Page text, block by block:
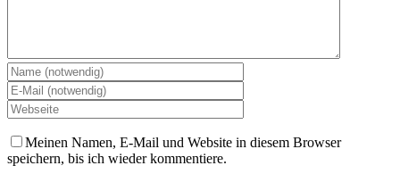
Meinen Namen, E-Mail und Website in diesem Browser
speichern, bis ich wieder kommentiere.